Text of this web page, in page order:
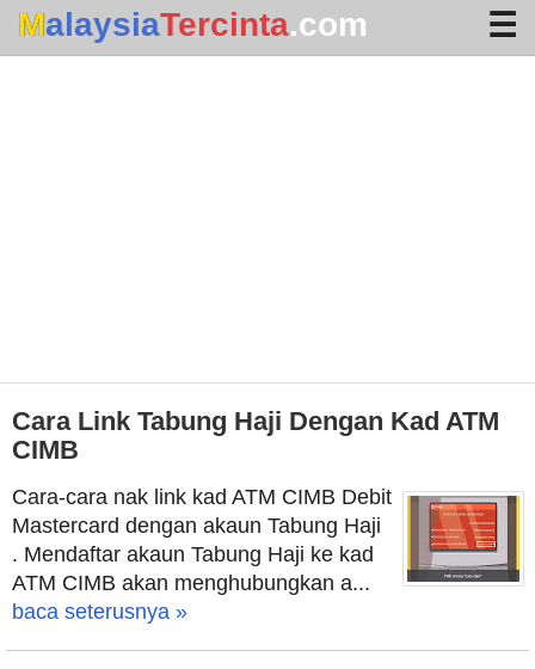
MalaysiaTercinta.com
Cara Link Tabung Haji Dengan Kad ATM
CIMB
Cara-cara nak link kad ATM CIMB Debit
Mastercard dengan akaun Tabung Haji
. Mendaftar akaun Tabung Haji ke kad
ATM CIMB akan menghubungkan a...
baca seterusnya »